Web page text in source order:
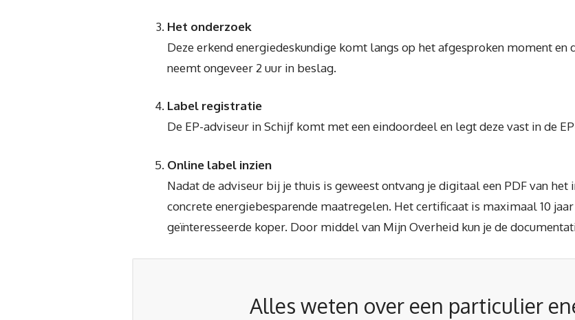
Het onderzoek
Deze erkend energiedeskundige komt langs op het afgesproken moment
neemt ongeveer 2 uur in beslag.
Label registratie
De EP-adviseur in Schijf komt met een eindoordeel en legt deze vast in de
Online label inzien
Nadat de adviseur bij je thuis is geweest ontvang je digitaal een PDF van
concrete energiebesparende maatregelen. Het certificaat is maximaal 10
geïnteresseerde koper. Door middel van Mijn Overheid kun je de
Alles weten over een particulier